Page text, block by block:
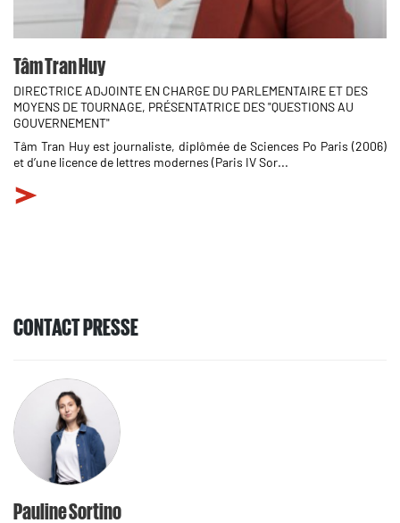
Tâm Tran Huy
DIRECTRICE ADJOINTE EN CHARGE DU PARLEMENTAIRE ET DES
MOYENS DE TOURNAGE, PRÉSENTATRICE DES "QUESTIONS AU
GOUVERNEMENT"
Tâm Tran Huy est journaliste, diplômée de Sciences Po Paris (2006)
et d’une licence de lettres modernes (Paris IV Sor...
CONTACT PRESSE
Pauline Sortino